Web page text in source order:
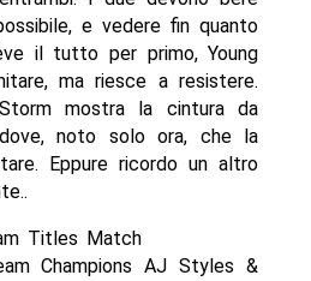
e vedere fin quanto
il tutto per primo, Young
ma riesce a resistere.
mostra la cintura da
dove, noto solo ora, che la
Eppure ricordo un altro
Titles Match
Champions AJ Styles &